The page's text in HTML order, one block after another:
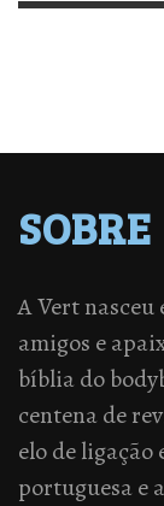
SOBRE
A Vert
amigos e
bíblia do
centena de
elo de
portuguesa e